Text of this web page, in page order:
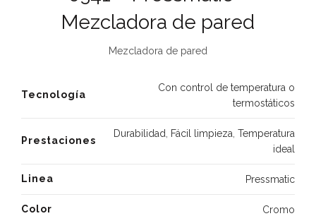
Mezcladora de pared
Mezcladora de pared
Tecnología
Con control de temperatura o
termostáticos
Prestaciones
Durabilidad Fácil limpieza Temperatura
ideal
Linea Pressmatic
Color Cromo